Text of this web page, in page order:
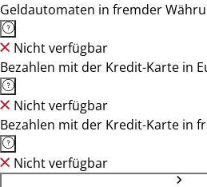
Geldautomaten in fremder
Nicht verfügbar
Bezahlen mit der Kredit-Karte in
Nicht verfügbar
Bezahlen mit der Kredit-Karte in
Nicht verfügbar